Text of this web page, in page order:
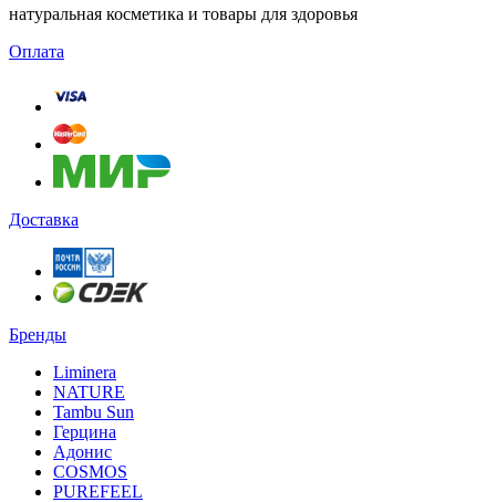
натуральная косметика и товары для здоровья
Оплата
Доставка
Бренды
Liminera
NATURE
Tambu Sun
Герцина
Адонис
COSMOS
PUREFEEL